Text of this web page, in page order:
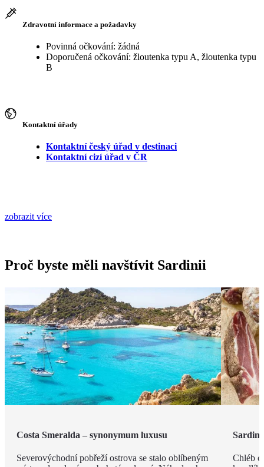
Zdravotní informace a požadavky
Povinná očkování: žádná
Doporučená očkování: žloutenka typu A, žloutenka typu
B
Kontaktní úřady
Kontaktní český úřad v destinaci
Kontaktní cizí úřad v ČR
zobrazit více
Proč byste měli navštívit Sardinii
Costa Smeralda – synonymum luxusu
Severovýchodní pobřeží ostrova se stalo oblíbeným
Chléb